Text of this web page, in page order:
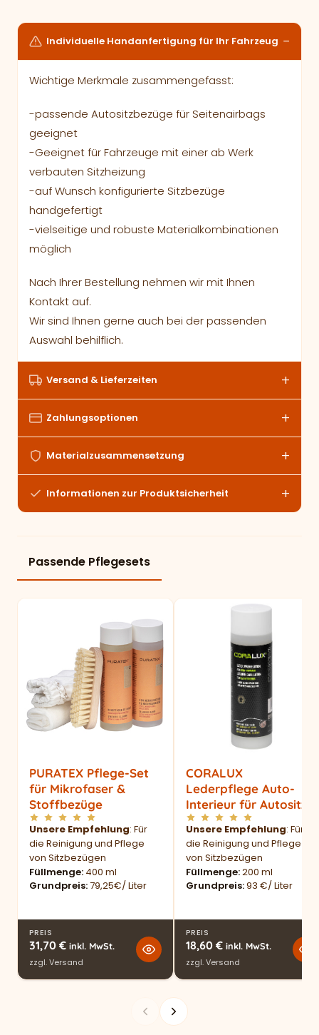
Individuelle Handanfertigung für Ihr Fahrzeug
Wichtige Merkmale zusammengefasst:
-passende Autositzbezüge für Seitenairbags
geeignet
-Geeignet für Fahrzeuge mit einer ab Werk
verbauten Sitzheizung
-auf Wunsch konfigurierte Sitzbezüge
handgefertigt
-vielseitige und robuste Materialkombinationen
möglich
Nach Ihrer Bestellung nehmen wir mit Ihnen
Kontakt auf.
Wir sind Ihnen gerne auch bei der passenden
Auswahl behilflich.
Versand & Lieferzeiten
Zahlungsoptionen
Materialzusammensetzung
Informationen zur Produktsicherheit
Passende Pflegesets
PURATEX Pflege-Set
für Mikrofaser &
Stoffbezüge
Unsere Empfehlung: Für
die Reinigung und Pflege
von Sitzbezügen
Füllmenge 400 ml
Grundpreis 79,25€/ Liter
PREIS
31,70 € inkl. MwSt.
zzgl.Versand
CORALUX
Lederpflege Auto-
Interieur für Autositze
Unsere Empfehlung: Für
die Reinigung und Pflege
von Sitzbezügen
Füllmenge 200 ml
Grundpreis 93 €/ Liter
PREIS
18,60 € inkl. MwSt.
zzgl.Versand